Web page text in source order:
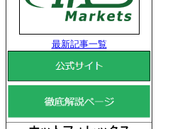
最新記事一覧